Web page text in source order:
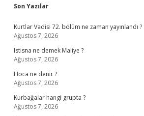
Sidebar
Son Yazılar
Kurtlar Vadisi 72. bölüm ne zaman yayınlandı ?
Ağustos 7, 2026
Istisna ne demek Maliye ?
Ağustos 7, 2026
Hoca ne denir ?
Ağustos 7, 2026
Kurbağalar hangi grupta ?
Ağustos 7, 2026